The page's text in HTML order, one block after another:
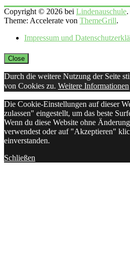
Copyright © 2026 bei Lindenauschule
Theme: Accelerate von ThemeGrill.
Impressum und
Close
Durch die weitere Nutzung der Seite
von Cookies zu. Weitere Informationen
Die Cookie-Einstellungen auf dieser
zulassen" eingestellt, um das beste
Wenn du diese Website ohne
verwendest oder auf "Akzeptieren"
einverstanden.
Schließen